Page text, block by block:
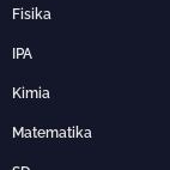
Fisika
IPA
Kimia
Matematika